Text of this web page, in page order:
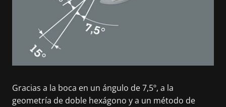
Gracias a la boca en un ángulo de 7,5º, a la
geometría de doble hexágono y a un método de